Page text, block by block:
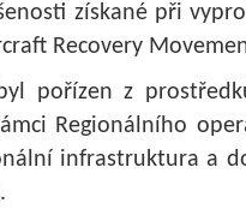
získané při
Recovery
pořízen z
Regionálního
infrastruktura a